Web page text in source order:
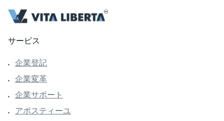
サービス
企業登記
企業変革
企業サポート
アポスティーユ